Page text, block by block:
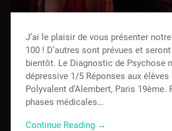
J’ai le plaisir de vous présenter
100 ! D’autres sont prévues et
bientôt. Le Diagnostic de Psychose
dépressive 1/5 Réponses aux élèves
Polyvalent d’Alembert, Paris 19ème.
phases médicales…
Continue Reading →